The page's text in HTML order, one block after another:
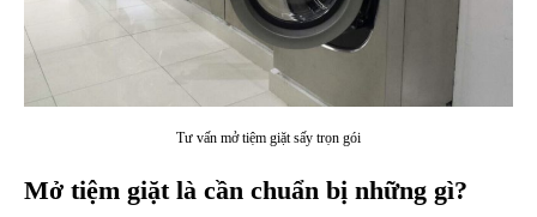
Tư vấn mở tiệm giặt sấy trọn gói
Mở tiệm giặt là cần chuẩn bị những gì?